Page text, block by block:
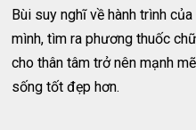
Bùi suy nghĩ về hành trình
mình, tìm ra phương thuốc
cho thân tâm trở nên mạnh
sống tốt đẹp hơn.